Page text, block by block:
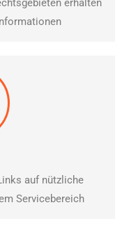
erhalten
auf nützliche
Servicebereich